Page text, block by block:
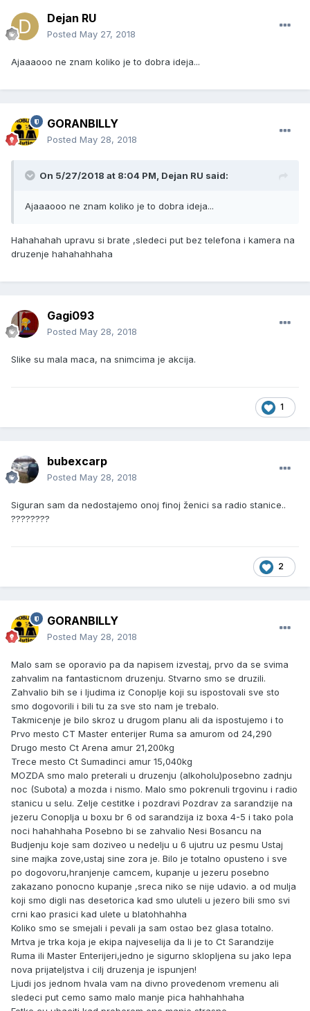
Dejan RU
Posted May 27, 2018
Ajaaaooo ne znam koliko je to dobra ideja...
GORANBILLY
Posted May 28, 2018
On 5/27/2018 at 8:04 PM, Dejan RU said:
Ajaaaooo ne znam koliko je to dobra ideja...
Hahahahah upravu si brate ,sledeci put bez telefona i kamera na
druzenje hahahahhaha
Gagi093
Posted May 28, 2018
Slike su mala maca, na snimcima je akcija.
1
bubexcarp
Posted May 28, 2018
Siguran sam da nedostajemo onoj finoj ženici sa radio stanice..
????????
2
GORANBILLY
Posted May 28, 2018
Malo sam se oporavio pa da napisem izvestaj, prvo da se svima
zahvalim na fantasticnom druzenju. Stvarno smo se druzili.
Zahvalio bih se i ljudima iz Conoplje koji su ispostovali sve sto
smo dogovorili i bili tu za sve sto nam je trebalo.
Takmicenje je bilo skroz u drugom planu ali da ispostujemo i to
Prvo mesto CT Master enterijer Ruma sa amurom od 24,290
Drugo mesto Ct Arena amur 21,200kg
Trece mesto Ct Sumadinci amur 15,040kg
MOZDA smo malo preterali u druzenju (alkoholu)posebno zadnju
noc (Subota) a mozda i nismo. Malo smo pokrenuli trgovinu i radio
stanicu u selu. Zelje cestitke i pozdravi Pozdrav za sarandzije na
jezeru Conoplja u boxu br 6 od sarandzija iz boxa 4-5 i tako pola
noci hahahhaha Posebno bi se zahvalio Nesi Bosancu na
Budjenju koje sam doziveo u nedelju u 6 ujutru uz pesmu Ustaj
sine majka zove,ustaj sine zora je. Bilo je totalno opusteno i sve
po dogovoru,hranjenje camcem, kupanje u jezeru posebno
zakazano ponocno kupanje ,sreca niko se nije udavio. a od mulja
koji smo digli nas desetorica kad smo uluteli u jezero bili smo svi
crni kao prasici kad ulete u blatohhahha
Koliko smo se smejali i pevali ja sam ostao bez glasa totalno.
Mrtva je trka koja je ekipa najveselija da li je to Ct Sarandzije
Ruma ili Master Enterijeri,jedno je sigurno sklopljena su jako lepa
nova prijateljstva i cilj druzenja je ispunjen!
Ljudi jos jednom hvala vam na divno provedenom vremenu ali
sledeci put cemo samo malo manje pica hahhahhaha